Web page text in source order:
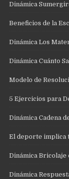
Dinámica
Beneficios de la
Dinámica Los
Dinámica Cuánto
Modelo de
5 Ejercicios para
Dinámica Cadena
El deporte implica
Dinámica Bricolaje
Dinámica